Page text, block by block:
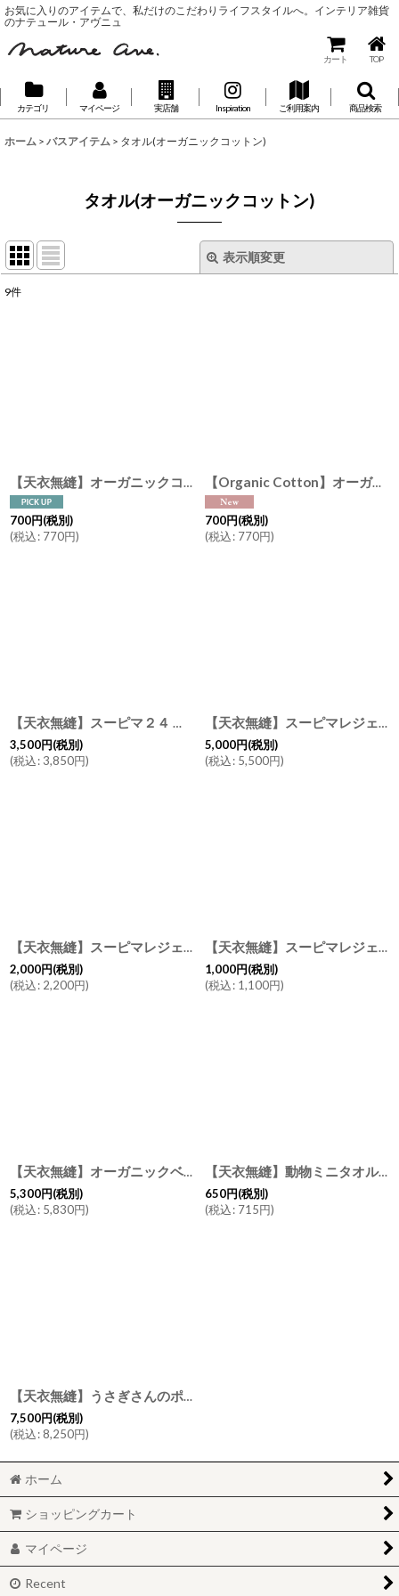
お気に入りのアイテムで、私だけのこだわりライフスタイルへ。インテリア雑貨
のナテュール・アヴニュ
カート TOP
カテゴリ マイページ 実店舗 Inspiration ご利用案内 商品検索
ホーム > バスアイテム > タオル(オーガニックコットン)
タオル(オーガニックコットン)
表示順変更
9件
【天衣無縫】オーガニックコットン ボディタオル Body Towel ホワイト 日本製
700円(税別)
(税込: 770円)
【Organic Cotton】オーガニックコットン ボディタオル ペルーコットン Body Towel ホワイト 日本製
700円(税別)
(税込: 770円)
【天衣無縫】スーピマ２４ フェイスタオル ２色セット オーガニックコットン クレイ スモークピンク 日本製 34 x 86 cm
3,500円(税別)
(税込: 3,850円)
【天衣無縫】スーピマレジェ バスタオル BT オーガニックコットン ホワイト スモークグリーン 日本製
5,000円(税別)
(税込: 5,500円)
【天衣無縫】スーピマレジェ フェイスタオル FT オーガニックコットン ホワイト スモークグリーン 日本製 ３４x８６cm
2,000円(税別)
(税込: 2,200円)
【天衣無縫】スーピマレジェ ウォッシュタオル WT オーガニックコットン ホワイト スモークグリーン 日本製
1,000円(税別)
(税込: 1,100円)
【天衣無縫】オーガニックベア ベビー テディーベア くま 赤ちゃん オーガニックコットンタオル地 出産祝い
5,300円(税別)
(税込: 5,830円)
【天衣無縫】動物ミニタオル くま うさぎ ベビー 赤ちゃん リボン ハンカチ 日本製
650円(税別)
(税込: 715円)
【天衣無縫】うさぎさんのポンチョ＆ミニタオルセット ギフト箱 ベビー お風呂 赤ちゃん タオル地
7,500円(税別)
(税込: 8,250円)
ホーム
ショッピングカート
マイページ
Recent